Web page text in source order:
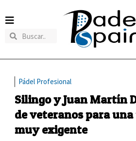
Pádel Profesional
Silingo y Juan Martín
de veteranos para
muy exigente